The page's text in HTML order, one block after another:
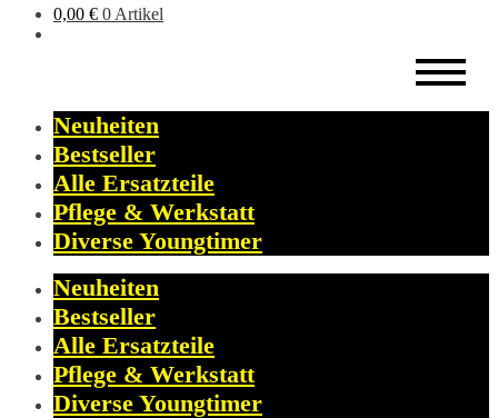
0,00 € 0 Artikel
Neuheiten
Bestseller
Alle Ersatzteile
Pflege & Werkstatt
Diverse Youngtimer
Neuheiten
Bestseller
Alle Ersatzteile
Pflege & Werkstatt
Diverse Youngtimer